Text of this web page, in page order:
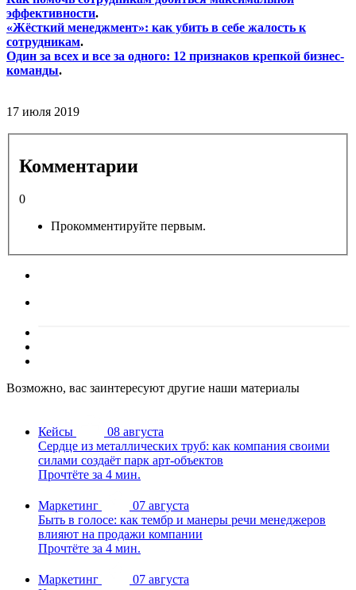
эффективности.
«Жёсткий менеджмент»: как убить в себе жалость к
сотрудникам.
Один за всех и все за одного: 12 признаков крепкой бизнес-
команды.
17 июля 2019
Комментарии
0
Прокомментируйте первым.
Возможно, вас заинтересуют другие наши материалы
Кейсы
08 августа
Сердце из металлических труб: как компания своими
силами создаёт парк арт-объектов
Прочтёте за 4 мин.
Маркетинг
07 августа
Быть в голосе: как тембр и манеры речи менеджеров
влияют на продажи компании
Прочтёте за 4 мин.
Маркетинг
07 августа